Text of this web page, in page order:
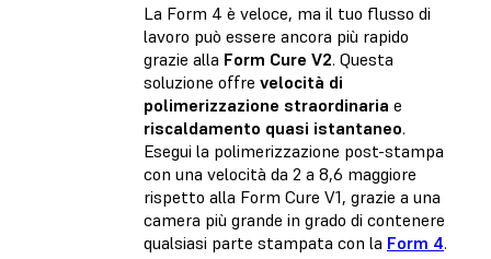
La Form 4 è veloce, ma il tuo flusso di
lavoro può essere ancora più rapido
grazie alla Form Cure V2. Questa
soluzione offre velocità di
polimerizzazione straordinaria e
riscaldamento quasi istantaneo.
Esegui la polimerizzazione post-stampa
con una velocità da 2 a 8,6 maggiore
rispetto alla Form Cure V1, grazie a una
camera più grande in grado di contenere
qualsiasi parte stampata con la Form 4.